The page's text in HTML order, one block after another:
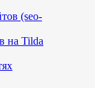
(seo-
на Tilda